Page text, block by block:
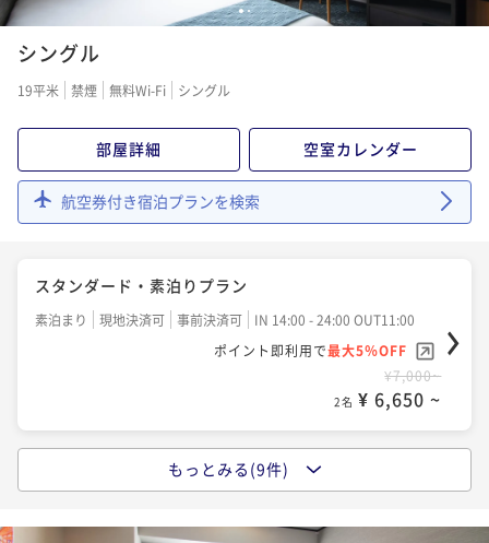
12
シングル
19平米 禁煙 無料Wi-Fi シングル
部屋詳細 空室カレンダー
航空券付き宿泊プランを検索
スタンダード・素泊りプラン
素泊まり 現地決済可 事前決済可
IN 14:00 - 24:00 OUT11:00
ポイント即利用で最大5％OFF
¥7,000~
2名 ¥ 6,650 ~
ポイントアップ☆素泊りプラン
素泊まり 現地決済可 事前決済可
IN 14:00 - 22:00 OUT11:00
もっとみる(9件)